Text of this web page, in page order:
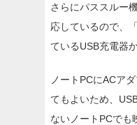
さらにパススルー
応しているので、
ているUSB充電器
ノートPCにACア
てもよいため、
ないノートPCでも